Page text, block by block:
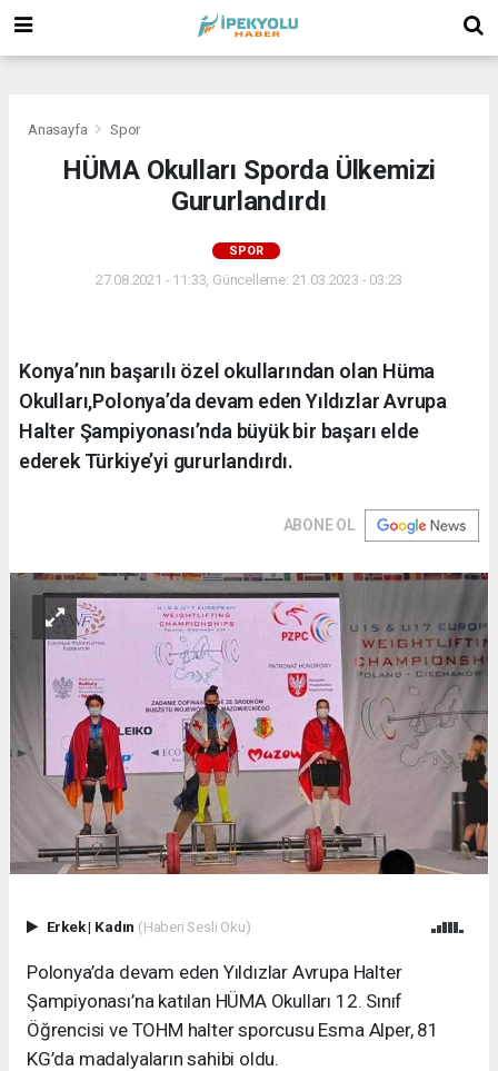
Anasayfa Spor
HÜMA Okulları Sporda Ülkemizi
Gururlandırdı
SPOR
27.08.2021 - 11:33, Güncelleme: 21.03.2023 - 03:23
Konya’nın başarılı özel okullarından olan Hüma
Okulları,Polonya’da devam eden Yıldızlar Avrupa
Halter Şampiyonası’nda büyük bir başarı elde
ederek Türkiye’yi gururlandırdı.
ABONE OL
Erkek| Kadın (Haberi Sesli Oku)
Polonya’da devam eden Yıldızlar Avrupa Halter
Şampiyonası’na katılan HÜMA Okulları 12. Sınıf
Öğrencisi ve TOHM halter sporcusu Esma Alper, 81
KG’da madalyaların sahibi oldu.